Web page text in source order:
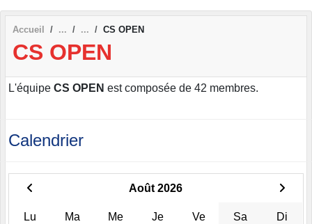
Accueil CS OPEN
CS OPEN
L'équipe CS OPEN est composée de 42 membres.
Calendrier
Août 2026
Lu Ma Me Je Ve Sa Di